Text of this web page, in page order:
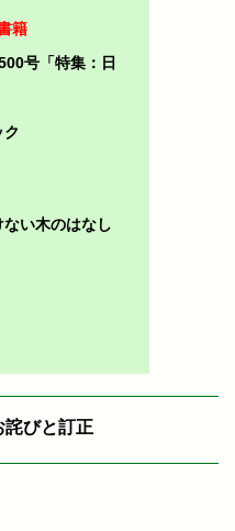
籍
号「特集：日
い木のはなし
詫びと訂正